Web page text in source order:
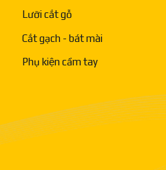
Lưỡi cắt gỗ
Cắt gạch - bát mài
Phụ kiện cầm tay